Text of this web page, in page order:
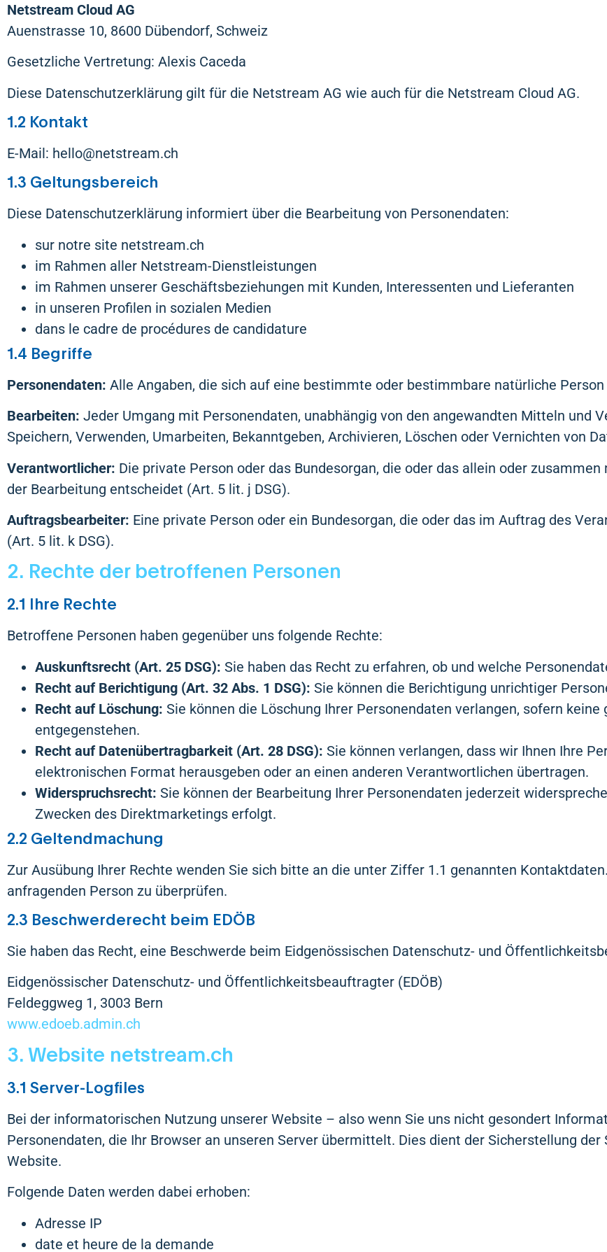
Netstream Cloud AG
Auenstrasse 10, 8600 Dübendorf, Schweiz
Gesetzliche Vertretung: Alexis Caceda
Diese Datenschutzerklärung gilt für die Netstream AG wie auch für die Netstream Cloud AG.
1.2 Kontakt
E-Mail: hello@netstream.ch
1.3 Geltungsbereich
Diese Datenschutzerklärung informiert über die Bearbeitung von Personendaten:
sur notre site netstream.ch
im Rahmen aller Netstream-Dienstleistungen
im Rahmen unserer Geschäftsbeziehungen mit Kunden, Interessenten und Lieferanten
in unseren Profilen in sozialen Medien
dans le cadre de procédures de candidature
1.4 Begriffe
Personendaten: Alle Angaben, die sich auf eine bestimmte oder bestimmbare natürliche Person
Bearbeiten: Jeder Umgang mit Personendaten, unabhängig von den angewandten Mitteln und
Speichern, Verwenden, Umarbeiten, Bekanntgeben, Archivieren, Löschen oder Vernichten von
Verantwortlicher: Die private Person oder das Bundesorgan, die oder das allein oder
der Bearbeitung entscheidet (Art. 5 lit. j DSG).
Auftragsbearbeiter: Eine private Person oder ein Bundesorgan, die oder das im Auftrag des
(Art. 5 lit. k DSG).
2. Rechte der betroffenen Personen
2.1 Ihre Rechte
Betroffene Personen haben gegenüber uns folgende Rechte:
Auskunftsrecht (Art. 25 DSG): Sie haben das Recht zu erfahren, ob und welche
Recht auf Berichtigung (Art. 32 Abs. 1 DSG): Sie können die Berichtigung unrichtiger
Recht auf Löschung: Sie können die Löschung Ihrer Personendaten verlangen, sofern
entgegenstehen.
Recht auf Datenübertragbarkeit (Art. 28 DSG): Sie können verlangen, dass wir Ihnen Ihre
elektronischen Format herausgeben oder an einen anderen Verantwortlichen übertragen.
Widerspruchsrecht: Sie können der Bearbeitung Ihrer Personendaten jederzeit
Zwecken des Direktmarketings erfolgt.
2.2 Geltendmachung
Zur Ausübung Ihrer Rechte wenden Sie sich bitte an die unter Ziffer 1.1 genannten
anfragenden Person zu überprüfen.
2.3 Beschwerderecht beim EDÖB
Sie haben das Recht, eine Beschwerde beim Eidgenössischen Datenschutz- und
Eidgenössischer Datenschutz- und Öffentlichkeitsbeauftragter (EDÖB)
Feldeggweg 1, 3003 Bern
www.edoeb.admin.ch
3. Website netstream.ch
3.1 Server-Logfiles
Bei der informatorischen Nutzung unserer Website – also wenn Sie uns nicht gesondert
Personendaten, die Ihr Browser an unseren Server übermittelt. Dies dient der Sicherstellung
Website.
Folgende Daten werden dabei erhoben:
Adresse IP
date et heure de la demande